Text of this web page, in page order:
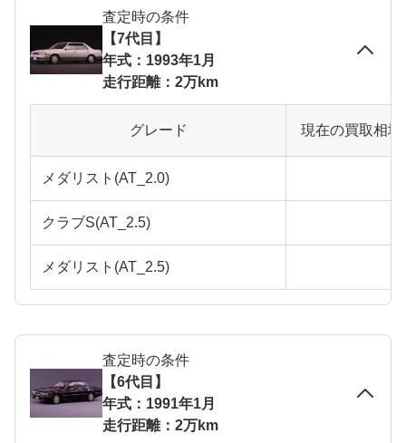
査定時の条件
【7代目】
年式：1993年1月
走行距離：2万km
グレード 現在の買取相
メダリスト(AT_2.0)
クラブS(AT_2.5)
メダリスト(AT_2.5)
査定時の条件
【6代目】
年式：1991年1月
走行距離：2万km